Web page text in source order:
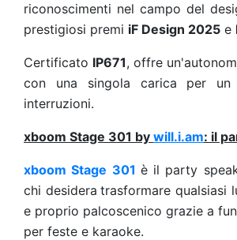
riconoscimenti nel campo del
prestigiosi premi iF Design 2025 e
Certificato IP671, offre
con una singola carica per un
interruzioni.
xboom Stage 301 by will.i.am: il
xboom Stage 301 è il party
chi desidera trasformare qualsiasi
e proprio palcoscenico grazie a
per feste e karaoke.